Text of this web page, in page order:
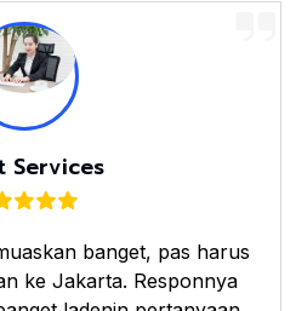
Services
banget, pas harus
ke Jakarta. Responnya